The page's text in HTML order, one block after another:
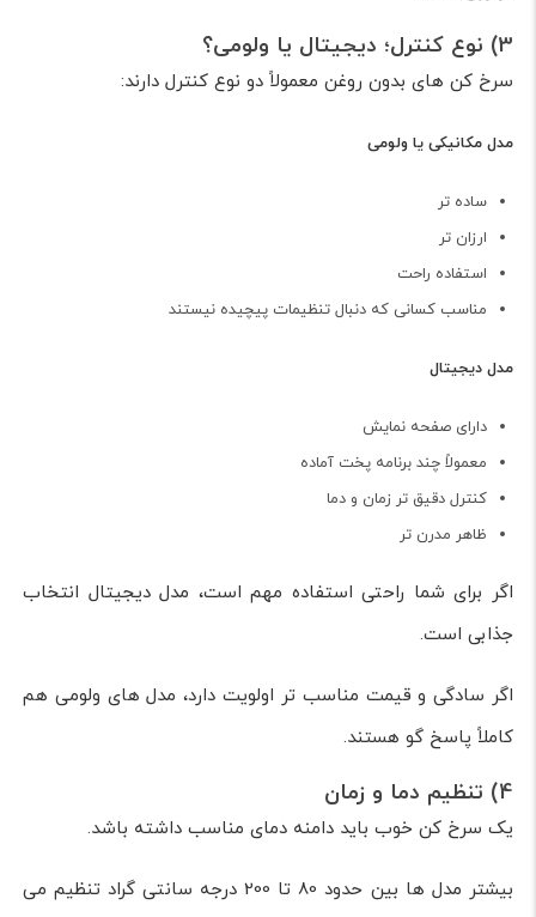
3) نوع کنترل؛ دیجیتال یا ولومی؟
سرخ کن های بدون روغن معمولاً دو نوع کنترل دارند:
مدل مکانیکی یا ولومی
ساده تر
ارزان تر
استفاده راحت
مناسب کسانی که دنبال تنظیمات پیچیده نیستند
مدل دیجیتال
دارای صفحه نمایش
معمولاً چند برنامه پخت آماده
کنترل دقیق تر زمان و دما
ظاهر مدرن تر
اگر برای شما راحتی استفاده مهم است، مدل دیجیتال انتخاب
جذابی است.
اگر سادگی و قیمت مناسب تر اولویت دارد، مدل های ولومی هم
کاملاً پاسخ گو هستند.
4) تنظیم دما و زمان
یک سرخ کن خوب باید دامنه دمای مناسب داشته باشد.
بیشتر مدل ها بین حدود 80 تا 200 درجه سانتی گراد تنظیم می